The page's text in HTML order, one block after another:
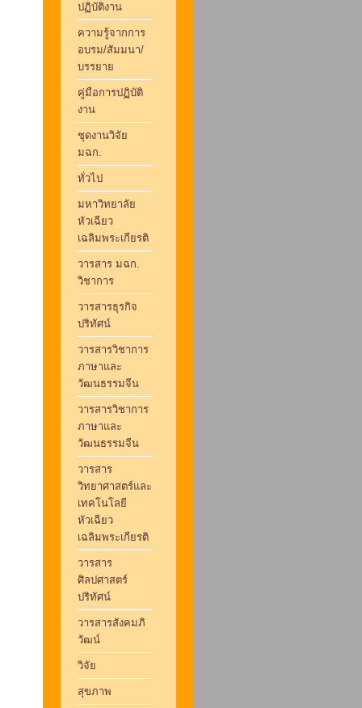
ปฏิบัติงาน
ความรู้จากการ
อบรม/สัมมนา/
บรรยาย
คู่มือการปฏิบัติ
งาน
ชุดงานวิจัย
มฉก.
ทั่วไป
มหาวิทยาลัย
หัวเฉียว
เฉลิมพระเกียรติ
วารสาร มฉก.
วิชาการ
วารสารธุรกิจ
ปริทัศน์
วารสารวิชาการ
ภาษาและ
วัฒนธรรมจีน
วารสารวิชาการ
ภาษาและ
วัฒนธรรมจีน
วารสาร
วิทยาศาสตร์และ
เทคโนโลยี
หัวเฉียว
เฉลิมพระเกียรติ
วารสาร
ศิลปศาสตร์
ปริทัศน์
วารสารสังคมภิ
วัฒน์
วิจัย
สุขภาพ